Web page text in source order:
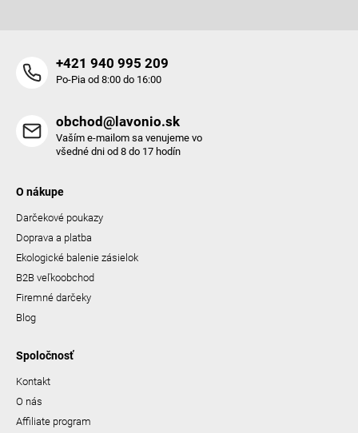
+421 940 995 209
Po-Pia od 8:00 do 16:00
obchod@lavonio.sk
Vaším e-mailom sa venujeme vo
všedné dni od 8 do 17 hodín
O nákupe
Darčekové poukazy
Doprava a platba
Ekologické balenie zásielok
B2B veľkoobchod
Firemné darčeky
Blog
Spoločnosť
Kontakt
O nás
Affiliate program